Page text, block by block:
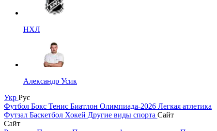
НХЛ
Александр Усик
Укр Рус
Футбол Бокс Тенис Биатлон Олимпиада-2026 Легкая атлетика
Футзал Баскетбол Хокей Другие виды спорта Сайт
Сайт